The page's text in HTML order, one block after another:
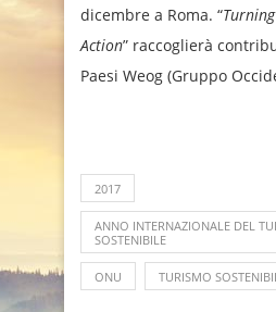
dicembre a Roma. “
Action” raccoglierà
Paesi Weog (Gruppo
2017
ANNO INTERNAZIONALE DEL
SOSTENIBILE
ONU TURISMO